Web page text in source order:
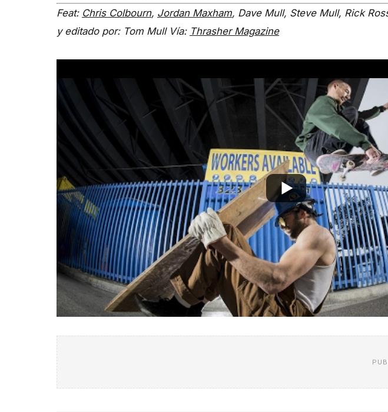
Feat: Chris Colbourn, Jordan Maxham, Dave Mull, Steve Mull, Rick
y editado por: Tom Mull Vía: Thrasher Magazine